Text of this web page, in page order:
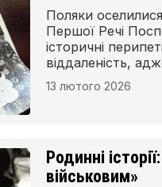
Поляки
Першої Речі
історичні
віддаленість,
українського
кілометрів,
13 лютого 2026
Родинні
військовим»